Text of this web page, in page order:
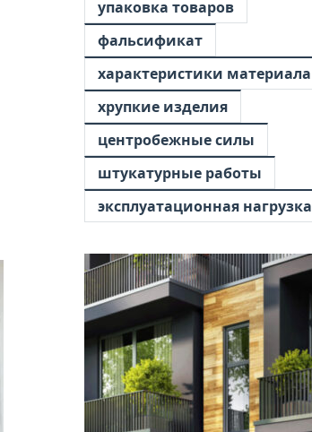
упаковка товаров
фальсификат
характеристики материала
хрупкие изделия
центробежные силы
штукатурные работы
эксплуатационная нагрузка